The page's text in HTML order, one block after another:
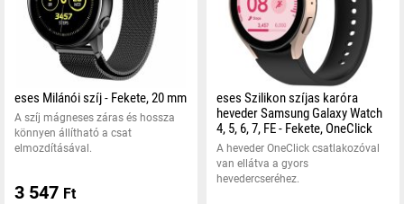
eses Milánói szíj - Fekete, 20 mm
A szíj mágneses záras és hossza
könnyen állítható a csat
elmozdításával.
3 547 Ft
eses Szilikon szíjas karóra
heveder Samsung Galaxy Watch
4, 5, 6, 7, FE - Fekete, OneClick
A heveder OneClick csatlakozóval
van ellátva a gyors
hevedercseréhez.